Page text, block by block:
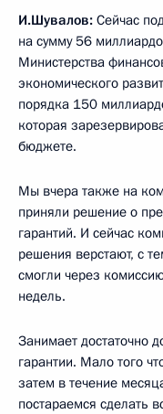
И.Шувалов: Сейчас
на сумму 56
Министерства
экономического
порядка 150
которая
бюджете.
Мы вчера также на
приняли решение о
гарантий. И сейчас
решения верстают, с
смогли через
недель.
Занимает достаточно
гарантии. Мало того
затем в течение
постараемся сделать